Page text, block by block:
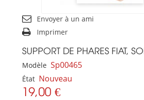
Envoyer à un ami
Imprimer
SUPPORT DE PHARES FIAT,
Modèle Sp00465
État Nouveau
19,00 €